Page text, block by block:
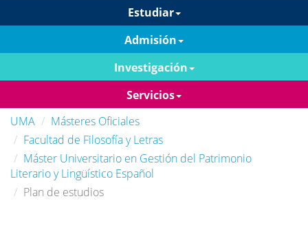
Estudiar
Admisión
Investigación
Servicios
UMA
Másteres Oficiales
Facultad de Filosofía y Letras
Máster Universitario en Gestión del Patrimonio
Literario y Lingüístico Español
Plan de estudios